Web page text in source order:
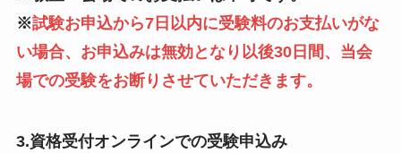
※試験お申込から7日以内に受験料のお支払いがな
い場合、お申込みは無効となり以後30日間、当会
場での受験をお断りさせていただきます。
3.資格受付オンラインでの受験申込み